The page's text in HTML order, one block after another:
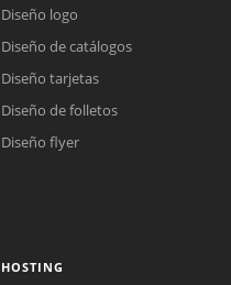
Diseño logo
Diseño de catálogos
Diseño tarjetas
Diseño de folletos
Diseño flyer
HOSTING